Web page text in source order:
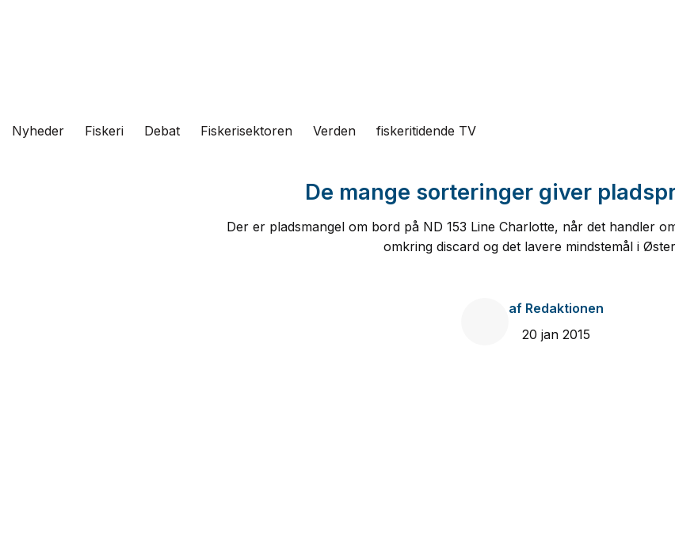
Nyheder Fiskeri Debat Fiskerisektoren Verden fiskeritidende TV
De mange sorteringer giver
Der er pladsmangel om bord på ND 153 Line Charlotte, når det handler
omkring discard og det lavere mindstemål i
af Redaktionen
20 jan 2015